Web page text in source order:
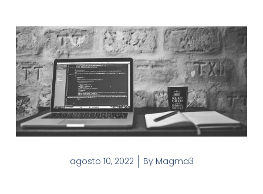
agosto 10, 2022 ByMagma3